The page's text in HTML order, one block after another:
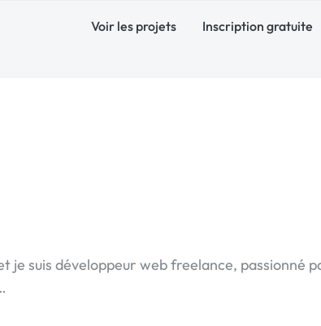
Voir les projets Inscription gratuite
je suis développeur web freelance, passionné